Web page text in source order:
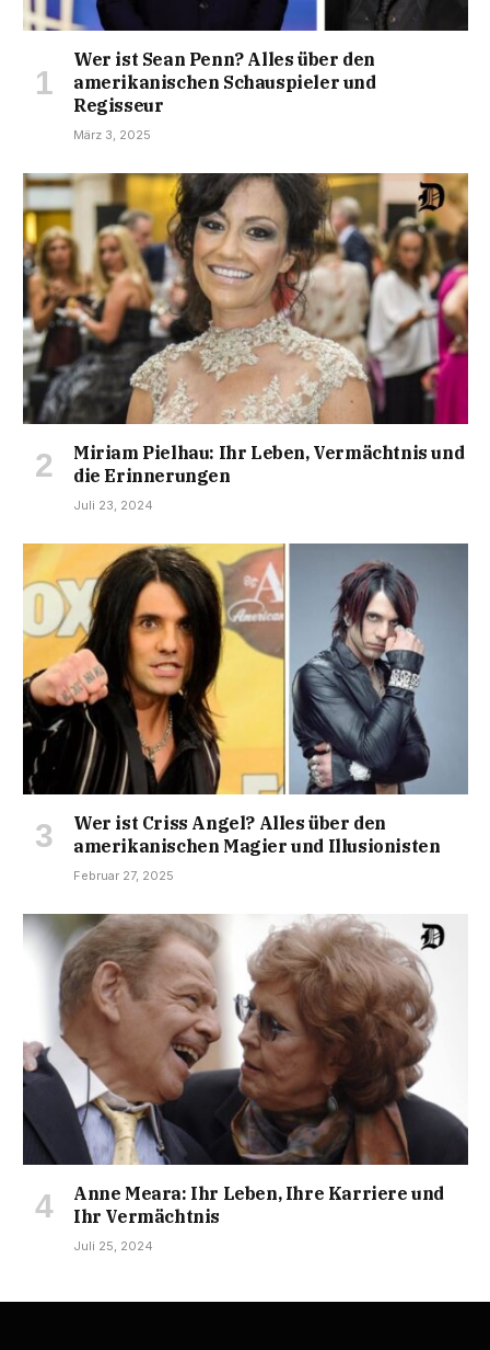
Wer ist Sean Penn? Alles über den
amerikanischen Schauspieler und
Regisseur
März 3, 2025
Miriam Pielhau: Ihr Leben, Vermächtnis und
die Erinnerungen
Juli 23, 2024
Wer ist Criss Angel? Alles über den
amerikanischen Magier und Illusionisten
Februar 27, 2025
Anne Meara: Ihr Leben, Ihre Karriere und
Ihr Vermächtnis
Juli 25, 2024